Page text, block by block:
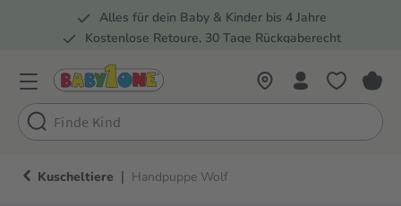
Zur Hauptnavigation springen
Alles für dein Baby & Kinder bis 4 Jahre
Kostenlose Retoure, 30 Tage Rückgaberecht
Kuscheltiere | Handpuppe Wolf